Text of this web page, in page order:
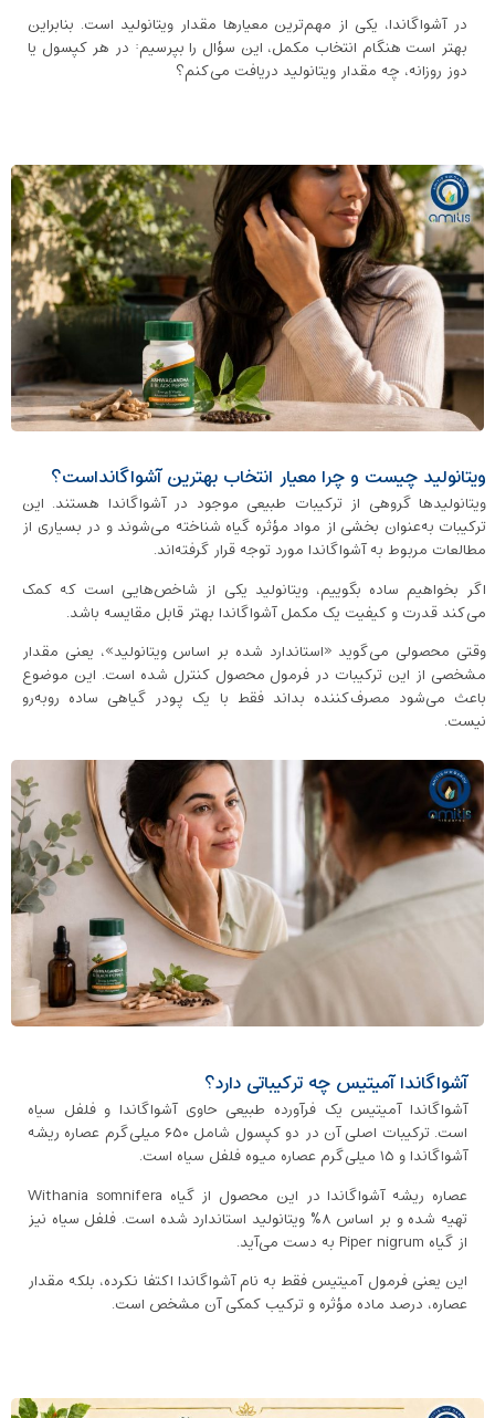
در آشواگاندا، یکی از مهم‌ترین معیارها مقدار ویتانولید است. بنابراین
بهتر است هنگام انتخاب مکمل، این سؤال را بپرسیم: در هر کپسول یا
دوز روزانه، چه مقدار ویتانولید دریافت می‌کنم؟
ویتانولید چیست و چرا معیار انتخاب بهترین آشواگانداست؟
ویتانولیدها گروهی از ترکیبات طبیعی موجود در آشواگاندا هستند. این
ترکیبات به‌عنوان بخشی از مواد مؤثره گیاه شناخته می‌شوند و در بسیاری از
مطالعات مربوط به آشواگاندا مورد توجه قرار گرفته‌اند.
اگر بخواهیم ساده بگوییم، ویتانولید یکی از شاخص‌هایی است که کمک
می‌کند قدرت و کیفیت یک مکمل آشواگاندا بهتر قابل مقایسه باشد.
وقتی محصولی می‌گوید «استاندارد شده بر اساس ویتانولید»، یعنی مقدار
مشخصی از این ترکیبات در فرمول محصول کنترل شده است. این موضوع
باعث می‌شود مصرف‌کننده بداند فقط با یک پودر گیاهی ساده روبه‌رو
نیست.
آشواگاندا آمیتیس چه ترکیباتی دارد؟
آشواگاندا آمیتیس یک فرآورده طبیعی حاوی آشواگاندا و فلفل سیاه
است. ترکیبات اصلی آن در دو کپسول شامل ۶۵۰ میلی‌گرم عصاره ریشه
آشواگاندا و ۱۵ میلی‌گرم عصاره میوه فلفل سیاه است.
عصاره ریشه آشواگاندا در این محصول از گیاه Withania somnifera
تهیه شده و بر اساس ۸٪ ویتانولید استاندارد شده است. فلفل سیاه نیز
از گیاه Piper nigrum به دست می‌آید.
این یعنی فرمول آمیتیس فقط به نام آشواگاندا اکتفا نکرده، بلکه مقدار
عصاره، درصد ماده مؤثره و ترکیب کمکی آن مشخص است.